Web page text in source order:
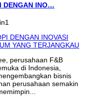
DENGAN INO…
perusahaan F&B
di Indonesia,
bisnis
perusahaan semakin